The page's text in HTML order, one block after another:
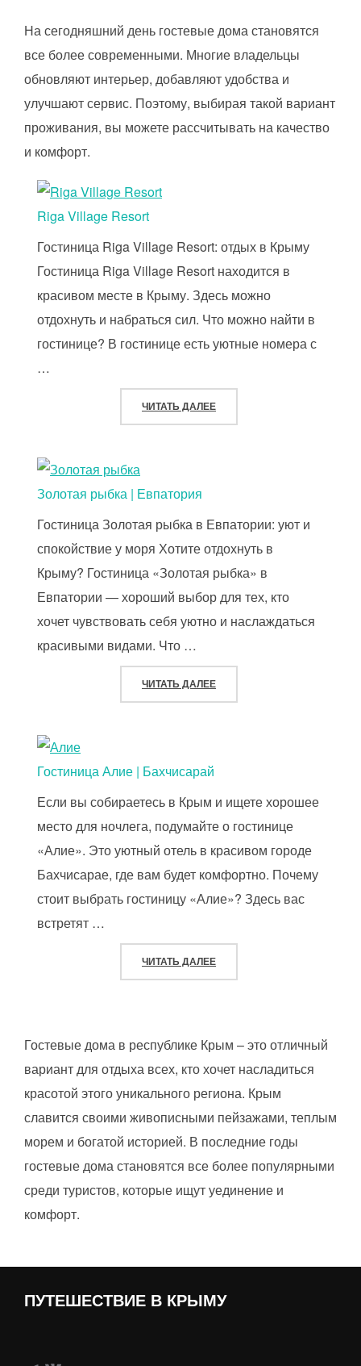
На сегодняшний день гостевые дома становятся
все более современными. Многие владельцы
обновляют интерьер, добавляют удобства и
улучшают сервис. Поэтому, выбирая такой вариант
проживания, вы можете рассчитывать на качество
и комфорт.
Riga Village Resort
Гостиница Riga Village Resort: отдых в Крыму
Гостиница Riga Village Resort находится в
красивом месте в Крыму. Здесь можно
отдохнуть и набраться сил. Что можно найти в
гостинице? В гостинице есть уютные номера с
…
ЧИТАТЬ ДАЛЕЕ«RIGA VILLAGE RESORT»
Золотая рыбка | Евпатория
Гостиница Золотая рыбка в Евпатории: уют и
спокойствие у моря Хотите отдохнуть в
Крыму? Гостиница «Золотая рыбка» в
Евпатории — хороший выбор для тех, кто
хочет чувствовать себя уютно и наслаждаться
красивыми видами. Что …
ЧИТАТЬ ДАЛЕЕ«ЗОЛОТАЯ РЫБКА |
Гостиница Алие | Бахчисарай
Если вы собираетесь в Крым и ищете хорошее
место для ночлега, подумайте о гостинице
«Алие». Это уютный отель в красивом городе
Бахчисарае, где вам будет комфортно. Почему
стоит выбрать гостиницу «Алие»? Здесь вас
встретят …
ЧИТАТЬ ДАЛЕЕ«ГОСТИНИЦА АЛИЕ |
Гостевые дома в республике Крым – это отличный
вариант для отдыха всех, кто хочет насладиться
красотой этого уникального региона. Крым
славится своими живописными пейзажами, теплым
морем и богатой историей. В последние годы
гостевые дома становятся все более популярными
среди туристов, которые ищут уединение и
комфорт.
ПУТЕШЕСТВИЕ В КРЫМУ